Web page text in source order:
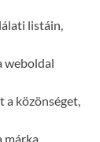
listáin,
weboldal
a közönséget,
márka